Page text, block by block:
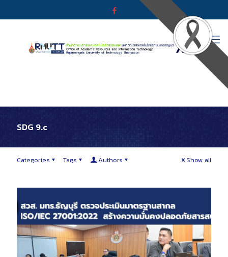
SDG 9.c
Categories Tags Authors Show all